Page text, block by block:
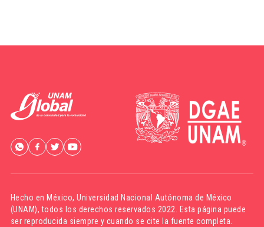
Hecho en México,Universidad Nacional Autónoma de México
(UNAM), todos los derechos reservados 2022. Esta página puede
ser reproducida siempre y cuando se cite la fuente completa.